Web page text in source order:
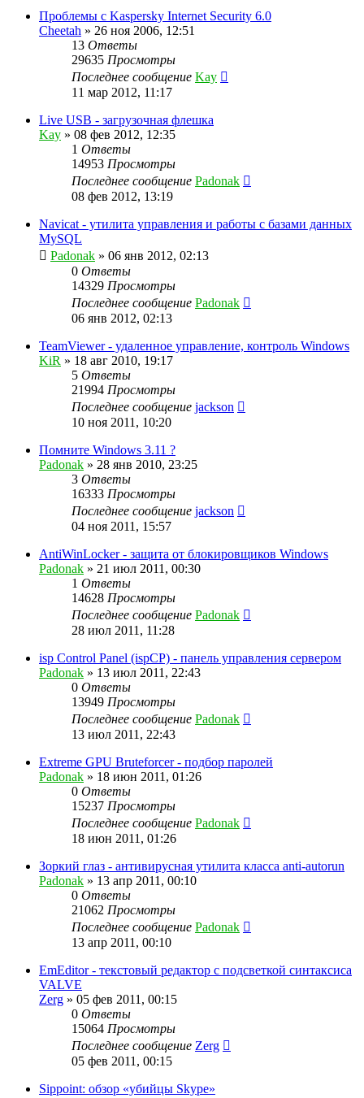
Проблемы с Kaspersky Internet Security 6.0
Cheetah » 26 ноя 2006, 12:51
13 Ответы
29635 Просмотры
Последнее сообщение Kay
11 мар 2012, 11:17
Live USB - загрузочная флешка
Kay » 08 фев 2012, 12:35
1 Ответы
14953 Просмотры
Последнее сообщение Padonak
08 фев 2012, 13:19
Navicat - утилита управления и работы с базами данных
MySQL
Padonak » 06 янв 2012, 02:13
0 Ответы
14329 Просмотры
Последнее сообщение Padonak
06 янв 2012, 02:13
TeamViewer - удаленное управление, контроль Windows
KiR » 18 авг 2010, 19:17
5 Ответы
21994 Просмотры
Последнее сообщение jackson
10 ноя 2011, 10:20
Помните Windows 3.11 ?
Padonak » 28 янв 2010, 23:25
3 Ответы
16333 Просмотры
Последнее сообщение jackson
04 ноя 2011, 15:57
AntiWinLocker - защита от блокировщиков Windows
Padonak » 21 июл 2011, 00:30
1 Ответы
14628 Просмотры
Последнее сообщение Padonak
28 июл 2011, 11:28
isp Control Panel (ispCP) - панель управления сервером
Padonak » 13 июл 2011, 22:43
0 Ответы
13949 Просмотры
Последнее сообщение Padonak
13 июл 2011, 22:43
Extreme GPU Bruteforcer - подбор паролей
Padonak » 18 июн 2011, 01:26
0 Ответы
15237 Просмотры
Последнее сообщение Padonak
18 июн 2011, 01:26
Зоркий глаз - антивирусная утилита класса anti-autorun
Padonak » 13 апр 2011, 00:10
0 Ответы
21062 Просмотры
Последнее сообщение Padonak
13 апр 2011, 00:10
EmEditor - текстовый редактор с подсветкой синтаксиса
VALVE
Zerg » 05 фев 2011, 00:15
0 Ответы
15064 Просмотры
Последнее сообщение Zerg
05 фев 2011, 00:15
Sippoint: обзор «убийцы Skype»